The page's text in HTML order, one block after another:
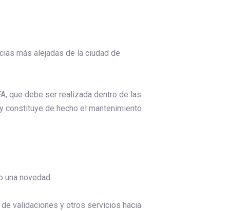
más alejadas de la ciudad de
que debe ser realizada dentro de las
constituye de hecho el mantenimiento
novedad.
validaciones y otros servicios hacia